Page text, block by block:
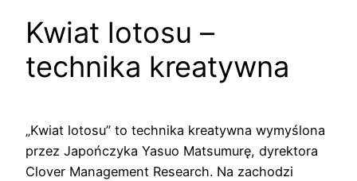
Kwiat lotosu –
technika kreatywna
„Kwiat lotosu” to technika kreatywna wymyślona
przez Japończyka Yasuo Matsumurę, dyrektora
Clover Management Research. Na zachodzi